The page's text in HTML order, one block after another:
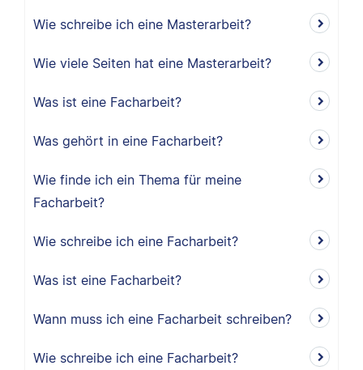
Wie schreibe ich eine Masterarbeit?
Wie viele Seiten hat eine Masterarbeit?
Was ist eine Facharbeit?
Was gehört in eine Facharbeit?
Wie finde ich ein Thema für meine
Facharbeit?
Wie schreibe ich eine Facharbeit?
Was ist eine Facharbeit?
Wann muss ich eine Facharbeit schreiben?
Wie schreibe ich eine Facharbeit?